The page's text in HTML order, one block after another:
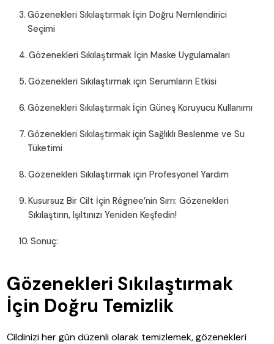
Gözenekleri Sıkılaştırmak İçin Doğru Nemlendirici
Seçimi
Gözenekleri Sıkılaştırmak İçin Maske Uygulamaları
Gözenekleri Sıkılaştırmak için Serumların Etkisi
Gözenekleri Sıkılaştırmak İçin Güneş Koruyucu Kullanımı
Gözenekleri Sıkılaştırmak için Sağlıklı Beslenme ve Su
Tüketimi
Gözenekleri Sıkılaştırmak için Profesyonel Yardım
Kusursuz Bir Cilt İçin Régnee’nin Sırrı: Gözenekleri
Sıkılaştırın, Işıltınızı Yeniden Keşfedin!
Sonuç:
Gözenekleri Sıkılaştırmak
İçin Doğru Temizlik
Cildinizi her gün düzenli olarak temizlemek, gözenekleri